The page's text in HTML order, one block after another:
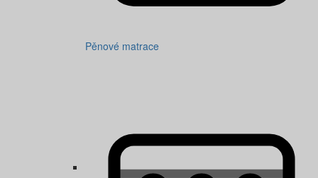
Pěnové matrace